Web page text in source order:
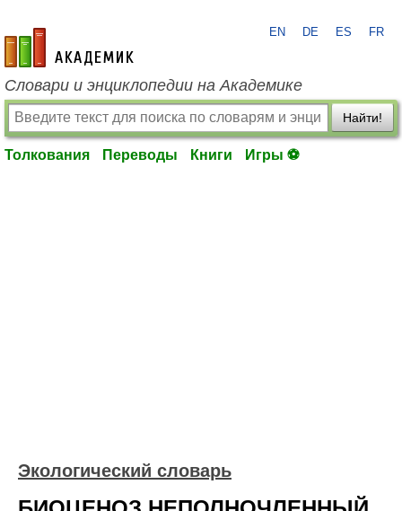
academic.ru
EN DE ES FR
Словари и энциклопедии на Академике
Найти!
Толкования Переводы Книги Игры ⚽
Экологический словарь